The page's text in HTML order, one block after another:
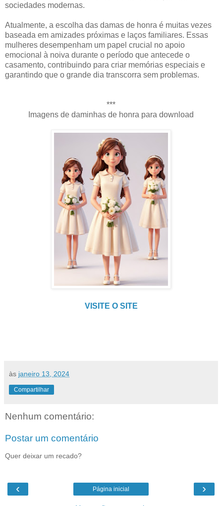
sociedades modernas.
Atualmente, a escolha das damas de honra é muitas vezes
baseada em amizades próximas e laços familiares. Essas
mulheres desempenham um papel crucial no apoio
emocional à noiva durante o período que antecede o
casamento, contribuindo para criar memórias especiais e
garantindo que o grande dia transcorra sem problemas.
***
Imagens de daminhas de honra para download
VISITE O SITE
às janeiro 13, 2024
Compartilhar
Nenhum comentário:
Postar um comentário
Quer deixar um recado?
‹ ›
Página inicial